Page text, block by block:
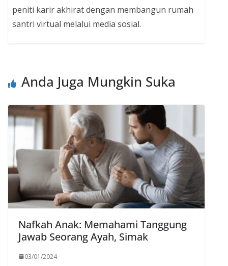
peniti karir akhirat dengan membangun rumah
santri virtual melalui media sosial.
Anda Juga Mungkin Suka
Nafkah Anak: Memahami Tanggung
Jawab Seorang Ayah, Simak
03/01/2024